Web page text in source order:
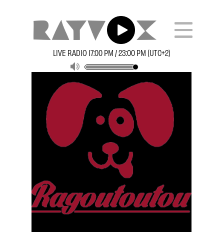
LIVE RADIO 17:00 PM / 23:00 PM (UTC+2)